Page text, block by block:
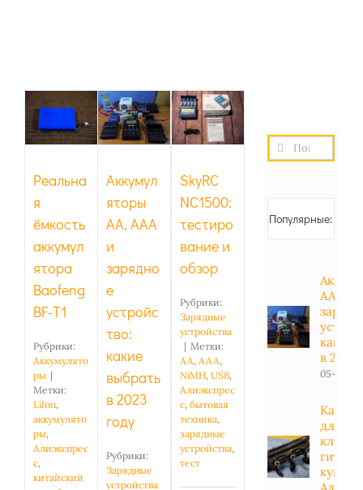
ёмкость
аккумулятора
Baofeng
Реальна
я
ёмкость
аккумул
ятора
Baofeng
BF-T1
Рубрики:
Аккумулято
ры |
Метки:
LiIon,
аккумулято
ры,
Алиэкспрес
с,
китайский
Аккумуляторы
АА, ААА и
зарядное
устройство:
выбрать
в 2023
году
Аккумул
яторы
АА, ААА
и
зарядно
е
устройс
тво:
какие
выбрать
в 2023
году
Рубрики:
Зарядные
устройства
SkyRC
NC1500:
тестирование
и обзор
SkyRC
NC1500:
тестиро
вание и
обзор
Рубрики:
Зарядные
устройства
| Метки:
AA, AAA,
NiMH, USB,
Алиэкспрес
с, бытовая
техника,
зарядные
устройства,
тест
Результат
поиска:
Популярные:
АА,
какие
в 2023
05-01-
Какие
для
гитары
купить